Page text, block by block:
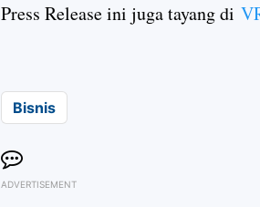
Press Release ini juga tayang di
Bisnis
ADVERTISEMENT